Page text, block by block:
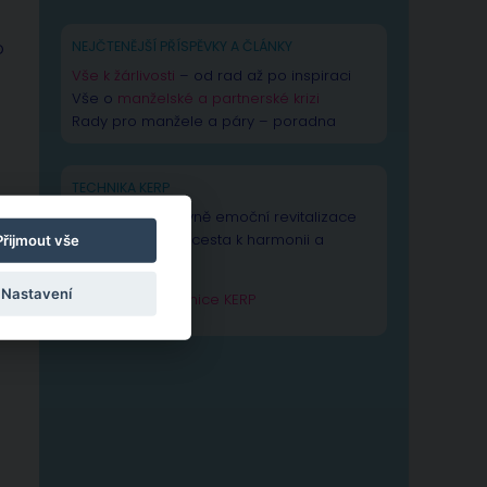
NEJČTENĚJŠÍ PŘÍSPĚVKY A ČLÁNKY
Vše k žárlivosti – od rad až po inspiraci
Vše o manželské a partnerské krizi
Rady pro manžele a páry – poradna
TECHNIKA KERP
Technika Kognitivně emoční revitalizace
psychiky – Vaše cesta k harmonii a
výkonnosti duše.
Zjistit více o technice KERP
vše
Nastavení